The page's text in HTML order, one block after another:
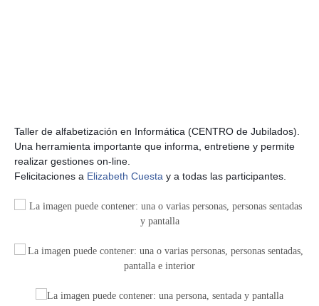
Taller de alfabetización en Informática (CENTRO de Jubilados).
Una herramienta importante que informa, entretiene y permite
realizar gestiones on-line.
Felicitaciones a Elizabeth Cuesta y a todas las participantes.